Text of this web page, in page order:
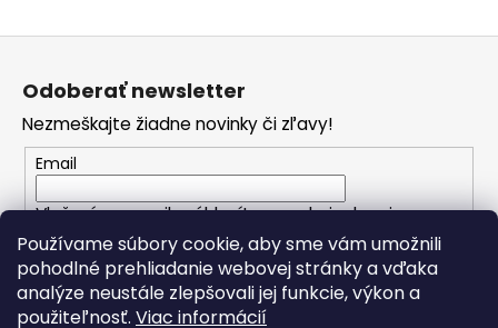
Používame súbory cookie, aby sme vám umožnili
pohodlné prehliadanie webovej stránky a vďaka
analýze neustále zlepšovali jej funkcie, výkon a
použiteľnosť. Viac informácií
Z
e
Odoberať newsletter
Nezmeškajte žiadne novinky či zľavy!
Email
Vložením e-mailu súhlasíte spodmienkami
ochrany osobných údajov
PRIHLÁSIŤ SA